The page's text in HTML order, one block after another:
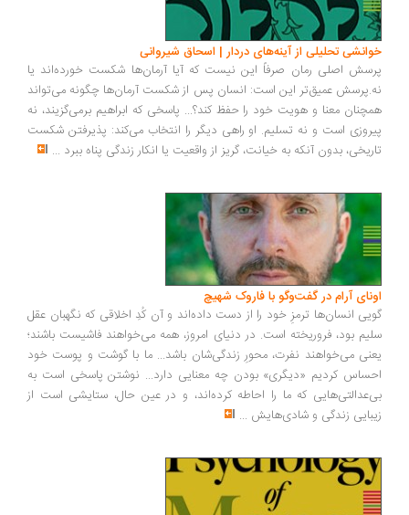
تحلیلی از آینه‌های دردار | اسحاق شیروانی
اصلی رمان صرفاً این نیست که آیا آرمان‌ها شکست خورده‌اند یا
عمیق‌تر این است: انسان پس از شکست آرمان‌ها چگونه می‌تواند
معنا و هویت خود را حفظ کند؟... پاسخی که ابراهیم برمی‌گزیند، نه
است و نه تسلیم. او راهی دیگر را انتخاب می‌کند: پذیرفتن شکست
بدون آنکه به خیانت، گریز از واقعیت یا انکار زندگی پناه ببرد...
آرام در گفت‌وگو با فاروک شهیچ‭
انسان‌ها ترمزِ خود را از دست داده‌اند و آن کُدِ اخلاقی که نگهبان عقل
بود، فروریخته است. در دنیای امروز، همه می‌خواهند فاشیست باشند؛
می‌خواهند نفرت، محورِ زندگی‌شان باشد... ما با گوشت و پوست خود
کردیم «دیگری» بودن چه معنایی دارد... نوشتن پاسخی است به
که ما را احاطه کرده‌اند، و در عین حال، ستایشی است از
زندگی و شادی‌هایش...